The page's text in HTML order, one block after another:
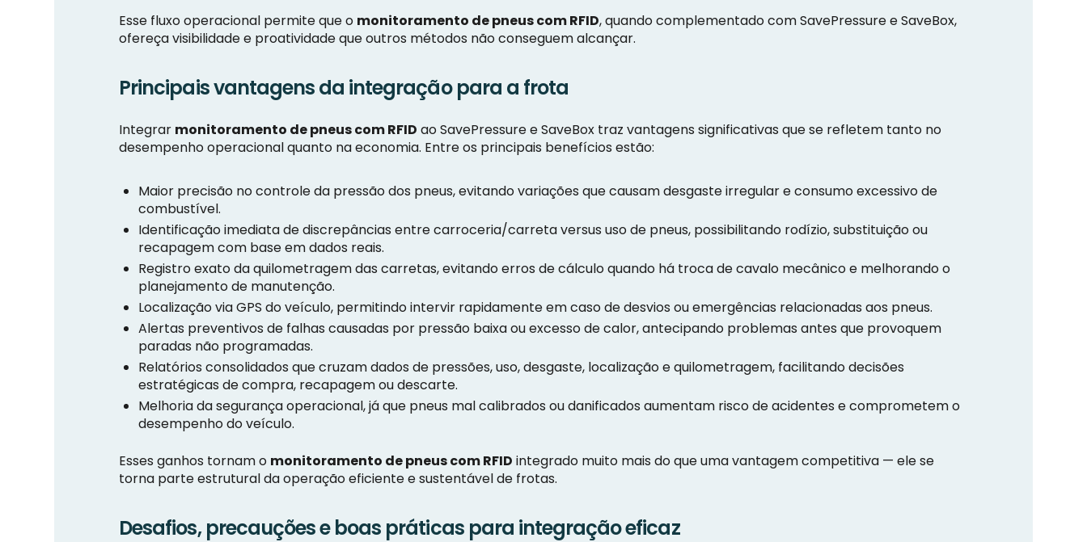
Esse fluxo operacional permite que o monitoramento de pneus com RFID, quando complementado com SavePressure e SaveBox,
ofereça visibilidade e proatividade que outros métodos não conseguem alcançar.
Principais vantagens da integração para a frota
Integrar monitoramento de pneus com RFID ao SavePressure e SaveBox traz vantagens significativas que se refletem tanto no
desempenho operacional quanto na economia. Entre os principais benefícios estão:
Maior precisão no controle da pressão dos pneus, evitando variações que causam desgaste irregular e consumo excessivo de
combustível.
Identificação imediata de discrepâncias entre carroceria/carreta versus uso de pneus, possibilitando rodízio, substituição ou
recapagem com base em dados reais.
Registro exato da quilometragem das carretas, evitando erros de cálculo quando há troca de cavalo mecânico e melhorando o
planejamento de manutenção.
Localização via GPS do veículo, permitindo intervir rapidamente em caso de desvios ou emergências relacionadas aos pneus.
Alertas preventivos de falhas causadas por pressão baixa ou excesso de calor, antecipando problemas antes que provoquem
paradas não programadas.
Relatórios consolidados que cruzam dados de pressões, uso, desgaste, localização e quilometragem, facilitando decisões
estratégicas de compra, recapagem ou descarte.
Melhoria da segurança operacional, já que pneus mal calibrados ou danificados aumentam risco de acidentes e comprometem o
desempenho do veículo.
Esses ganhos tornam o monitoramento de pneus com RFID integrado muito mais do que uma vantagem competitiva — ele se
torna parte estrutural da operação eficiente e sustentável de frotas.
Desafios, precauções e boas práticas para integração eficaz